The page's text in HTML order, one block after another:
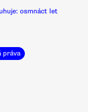
osmnáct let
práva